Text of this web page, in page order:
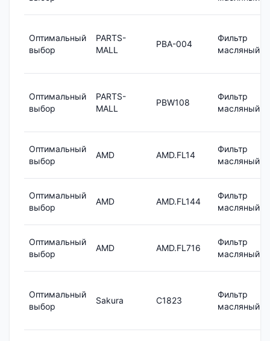
Оптимальный
выбор
PARTS-
MALL
PBA-004
Фильтр
масляный
Оптимальный
выбор
PARTS-
MALL
PBW108
Фильтр
масляный
Оптимальный
выбор
AMD AMD.FL14
Фильтр
масляный
Оптимальный
выбор
AMD AMD.FL144
Фильтр
масляный
Оптимальный
выбор
AMD AMD.FL716
Фильтр
масляный
Оптимальный
выбор
Sakura C1823
Фильтр
масляный